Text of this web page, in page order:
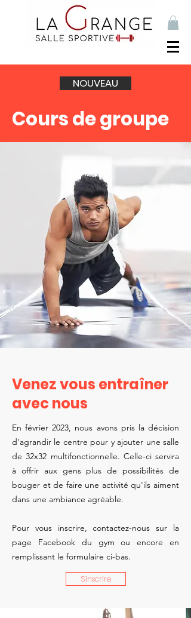
NOUVEAU
Cours de groupe
Venez vous entraîner
avec nous
En février 2023, nous avons pris la décision
d'agrandir le centre pour y ajouter une salle
de 32x32 multifonctionnelle. Celle-ci servira
à offrir aux gens plus de possibilités de
bouger et de faire une activité qu'ils aiment
dans une ambiance agréable.
Pour vous inscrire, contactez-nous sur la
page Facebook du gym ou encore en
remplissant le formulaire ci-bas.
S'inscrire